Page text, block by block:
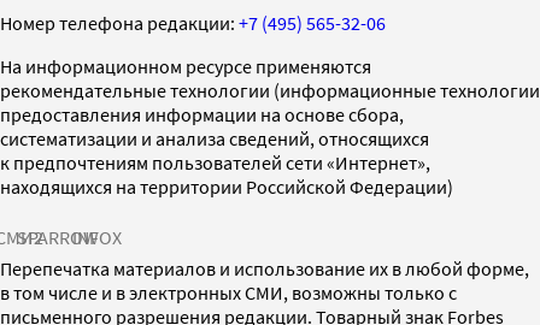
Номер телефона редакции: +7 (495) 565-32-06
На информационном ресурсе применяются
рекомендательные технологии (информационные технологии
предоставления информации на основе сбора,
систематизации и анализа сведений, относящихся
к предпочтениям пользователей сети «Интернет»,
находящихся на территории Российской Федерации)
SPARROWINFOX
Перепечатка материалов и использование их в любой форме,
в том числе и в электронных СМИ, возможны только с
письменного разрешения редакции. Товарный знак Forbes